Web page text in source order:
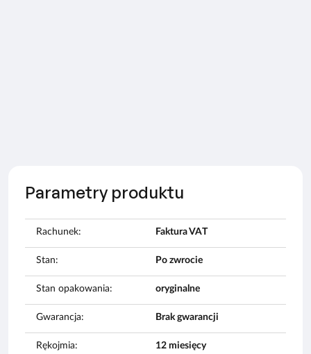
Parametry produktu
Rachunek: Faktura VAT
Stan: Po zwrocie
Stan opakowania: oryginalne
Gwarancja: Brak gwarancji
Rękojmia: 12 miesięcy